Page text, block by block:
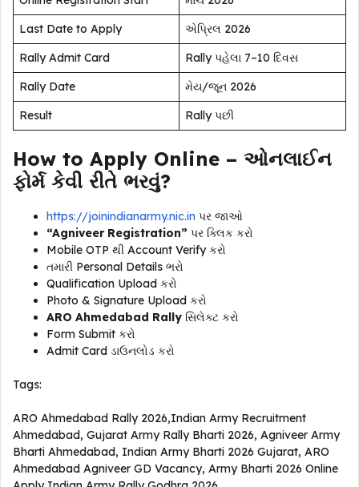
Last Date to Apply
એપ્રિલ 2026
Rally Admit Card
Rally પહેલા 7–10 દિવસ
Rally Date
મેય/જૂન 2026
Result
Rally પછી
How to Apply Online – ઓનલાઈન
ફોર્મ કેવી રીતે ભરવું?
https://joinindianarmy.nic.in પર જાઓ
“Agniveer Registration” પર ક્લિક કરો
Mobile OTP થી Account Verify કરો
તમારી Personal Details ભરો
Qualification Upload કરો
Photo & Signature Upload કરો
ARO Ahmedabad Rally સિલેક્ટ કરો
Form Submit કરો
Admit Card ડાઉનલોડ કરો
Tags:
ARO Ahmedabad Rally 2026,Indian Army Recruitment
Ahmedabad, Gujarat Army Rally Bharti 2026, Agniveer Army
Bharti Ahmedabad, Indian Army Bharti 2026 Gujarat, ARO
Ahmedabad Agniveer GD Vacancy, Army Bharti 2026 Online